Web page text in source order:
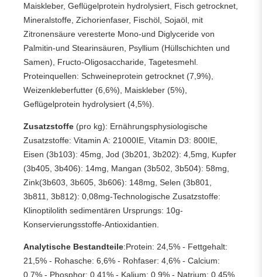
Maiskleber, Geflügelprotein hydrolysiert, Fisch getrocknet,
Mineralstoffe, Zichorienfaser, Fischöl, Sojaöl, mit
Zitronensäure veresterte Mono-und Diglyceride von
Palmitin-und Stearinsäuren, Psyllium (Hüllschichten und
Samen), Fructo-Oligosaccharide, Tagetesmehl.
Proteinquellen: Schweineprotein getrocknet (7,9%),
Weizenkleberfutter (6,6%), Maiskleber (5%),
Geflügelprotein hydrolysiert (4,5%).
Zusatzstoffe (pro kg): Ernährungsphysiologische
Zusatzstoffe: Vitamin A: 21000IE, Vitamin D3: 800IE,
Eisen (3b103): 45mg, Jod (3b201, 3b202): 4,5mg, Kupfer
(3b405, 3b406): 14mg, Mangan (3b502, 3b504): 58mg,
Zink(3b603, 3b605, 3b606): 148mg, Selen (3b801,
3b811, 3b812): 0,08mg-Technologische Zusatzstoffe:
Klinoptilolith sedimentären Ursprungs: 10g-
Konservierungsstoffe-Antioxidantien.
Analytische Bestandteile:Protein: 24,5% - Fettgehalt:
21,5% - Rohasche: 6,6% - Rohfaser: 4,6% - Calcium:
0,7% - Phosphor: 0,41% - Kalium: 0,9% - Natrium: 0,45%